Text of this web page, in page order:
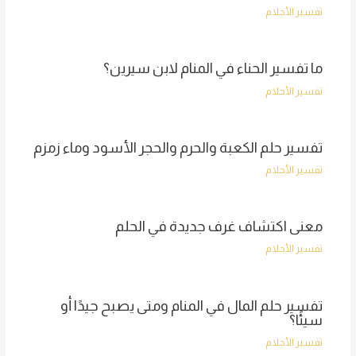
تفسير الأحلام
ما تفسير الحناء في المنام لابن سيرين؟
تفسير الأحلام
تفسير حلم الكعبة والحرم والحجر الأسود وماء زمزم
تفسير الأحلام
معنى اكتشاف غرف جديدة في الحلم
تفسير الأحلام
تفسير حلم المال في المنام ومتى يصبح جيدًا أو
سيئًا؟
تفسير الأحلام